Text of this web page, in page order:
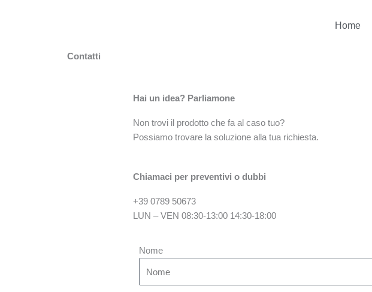
Home
Contatti
Hai un idea? Parliamone
Non trovi il prodotto che fa al caso tuo?
Possiamo trovare la soluzione alla tua richiesta.
Chiamaci per preventivi o dubbi
+39 0789 50673
LUN – VEN 08:30-13:00 14:30-18:00
Nome